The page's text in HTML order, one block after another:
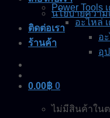
นโยบายความ
ติดต่อเรา
ร้านค้า
0.00฿ 0
ไม่มีสินค้าใน
Power Tools
อะไหล่
อ
อุ